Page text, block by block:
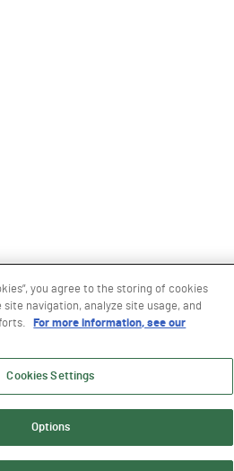
you agree to the storing of cookies
navigation, analyze site usage, and
For more information, see our
Cookies Settings
Options